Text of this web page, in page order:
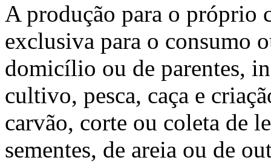
A produção para o próprio
exclusiva para o consumo
domicílio ou de parentes,
cultivo, pesca, caça e
carvão, corte ou coleta de
sementes, de areia ou de